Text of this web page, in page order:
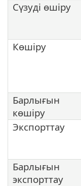
Сүзуді өшіру
Көшіру
Барлығын
көшіру
Экспорттау
Барлығын
экспорттау